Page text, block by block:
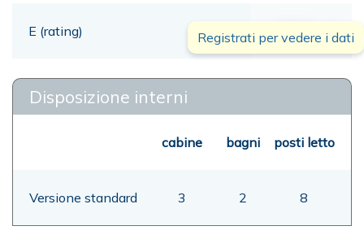
E (rating) 00,00 mt
Registrati per vedere i dati
Disposizione interni
cabine bagni posti letto
Versione standard 3 2 8